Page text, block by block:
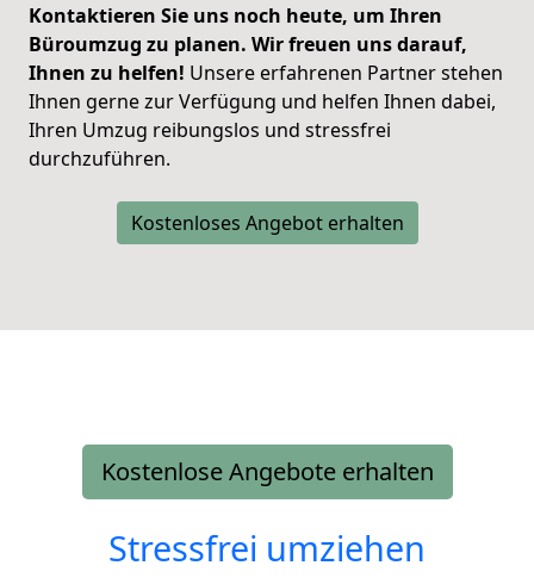
Kontaktieren Sie uns noch heute, um Ihren
Büroumzug zu planen. Wir freuen uns darauf,
Ihnen zu helfen! Unsere erfahrenen Partner stehen
Ihnen gerne zur Verfügung und helfen Ihnen dabei,
Ihren Umzug reibungslos und stressfrei
durchzuführen.
Kostenloses Angebot erhalten
Kostenlose Angebote erhalten
Stressfrei umziehen